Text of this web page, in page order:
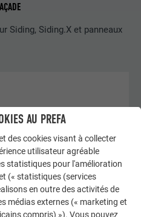
Siding, Siding.X et panneaux
AU PREFA
des cookies visant à collecter
utilisateur agréable
statistiques pour l'amélioration
(« statistiques (services
en outre des activités de
médias externes (« marketing et
compris) »). Vous pouvez